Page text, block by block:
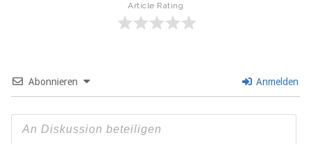
Article Rating
Abonnieren Anmelden